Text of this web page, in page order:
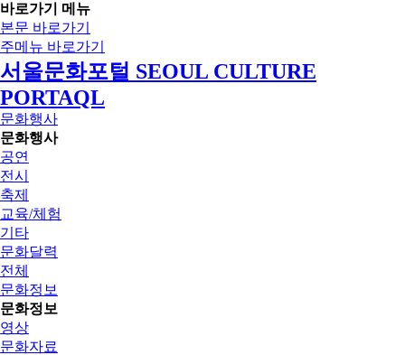
바로가기 메뉴
본문 바로가기
주메뉴 바로가기
서울문화포털 SEOUL CULTURE
PORTAQL
문화행사
문화행사
공연
전시
축제
교육/체험
기타
문화달력
전체
문화정보
문화정보
영상
문화자료